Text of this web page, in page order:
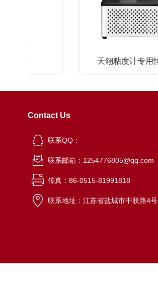
天翎粘度计专用恒温槽
Contact Us
联系QQ：
联系邮箱：1254776805@qq.com
传真：86-0515-81991818
联系地址：江苏省盐城市中联路4号